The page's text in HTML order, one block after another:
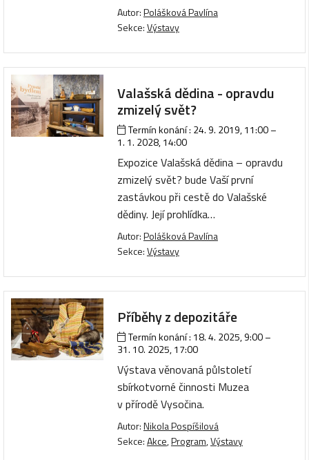
Autor:Polášková Pavlína
Sekce:Výstavy
Valašská dědina - opravdu
zmizelý svět?
Termín konání : 24. 9. 2019, 11:00–
1. 1. 2028, 14:00
Expozice Valašská dědina – opravdu
zmizelý svět? bude Vaší první
zastávkou při cestě do Valašské
dědiny. Její prohlídka…
Autor:Polášková Pavlína
Sekce:Výstavy
Příběhy z depozitáře
Termín konání : 18. 4. 2025, 9:00–
31. 10. 2025, 17:00
Výstava věnovaná půlstoletí
sbírkotvorné činnosti Muzea
v přírodě Vysočina.
Autor:Nikola Pospíšilová
Sekce:Akce,Program,Výstavy